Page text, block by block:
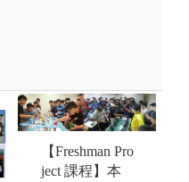
【Freshman Pro
ject 課程】本